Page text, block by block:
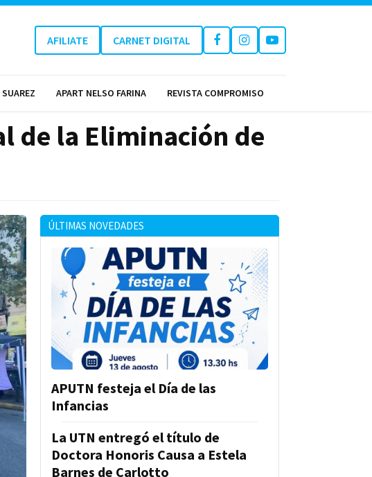
AFILIATE CARNET DIGITAL
APART NELSO FARINA REVISTA COMPROMISO
de la Eliminación de
ÚLTIMAS NOVEDADES
APUTN festeja el Día de las
Infancias
La UTN entregó el título de
Doctora Honoris Causa a Estela
Barnes de Carlotto